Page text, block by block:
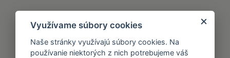
Využívame súbory cookies
Naše stránky využívajú súbory cookies. Na
používanie niektorých z nich potrebujeme váš